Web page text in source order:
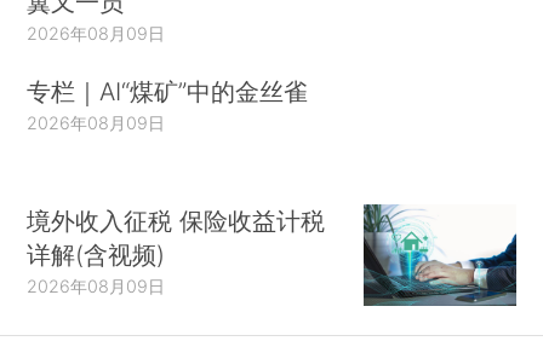
2026年08月09日
专栏｜AI“煤矿”中的金丝雀
2026年08月09日
境外收入征税 保险收益计税
详解(含视频)
2026年08月09日